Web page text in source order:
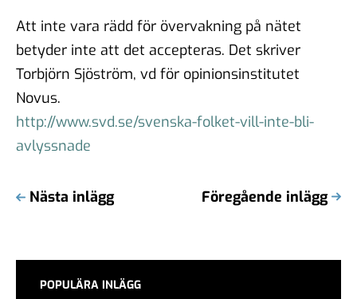
Att inte vara rädd för övervakning på nätet
betyder inte att det accepteras. Det skriver
Torbjörn Sjöström, vd för opinionsinstitutet
Novus.
http://www.svd.se/svenska-folket-vill-inte-bli-
avlyssnade
Nästa inlägg Föregående inlägg
POPULÄRA INLÄGG